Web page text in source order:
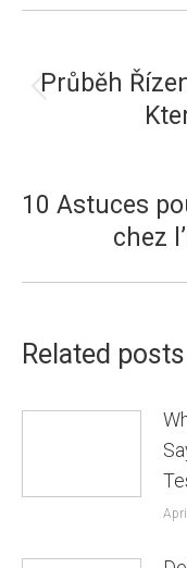
Průběh
10 Astuces
chez
Related posts